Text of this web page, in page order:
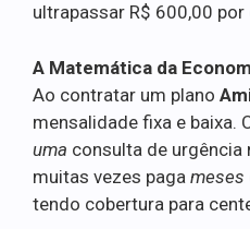
ultrapassar R$ 600,00 por
A Matemática da
Ao contratar um plano
mensalidade fixa e baixa.
uma consulta de urgência
muitas vezes paga meses
tendo cobertura para